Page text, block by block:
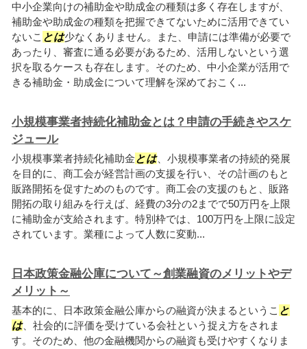
中小企業向けの補助金や助成金の種類は多く存在しますが、
補助金や助成金の種類を把握できてないために活用できてい
ないこ とは少なくありません。また、申請には準備が必要で
あったり、審査に通る必要があるため、活用しないという選
択を取るケースも存在します。そのため、中小企業が活用で
きる補助金・助成金について理解を深めておこく...
小規模事業者持続化補助金とは？申請の手続きやスケ
ジュール
小規模事業者持続化補助金 とは、小規模事業者の持続的発展
を目的に、商工会が経営計画の支援を行い、その計画のもと
販路開拓を促すためのものです。商工会の支援のもと、販路
開拓の取り組みを行えば、経費の3分の2までで50万円を上限
に補助金が支給されます。特別枠では、100万円を上限に設定
されています。業種によって人数に変動...
日本政策金融公庫について～創業融資のメリットやデ
メリット～
基本的に、日本政策金融公庫からの融資が決まるというこ と
は、社会的に評価を受けている会社という捉え方をされま
す。そのため、他の金融機関からの融資も受けやすくなりま